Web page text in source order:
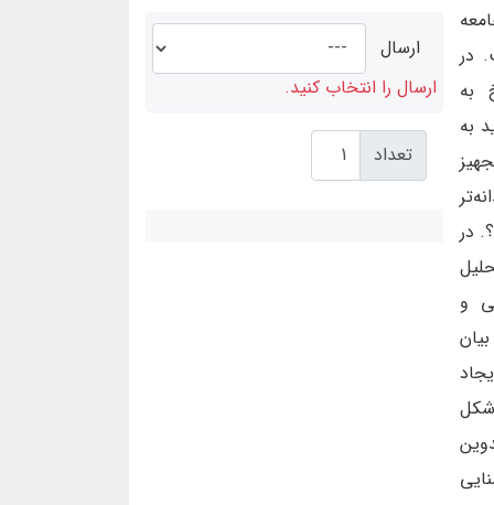
در
به
به
در
و
ارسال
ارسال را انتخاب کنید.
تعداد